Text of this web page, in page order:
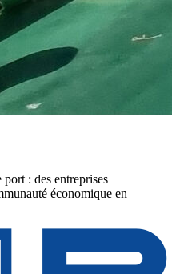
: des entreprises
économique en